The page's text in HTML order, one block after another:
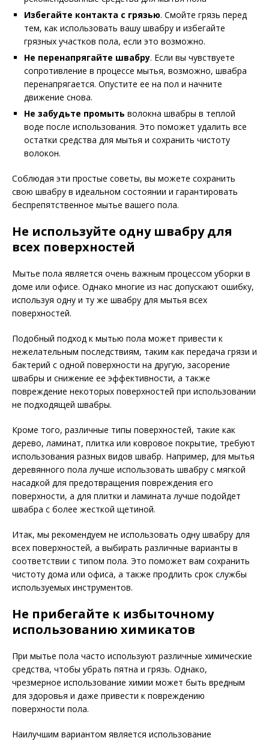
Избегайте контакта с грязью. Смойте грязь перед
тем, как использовать вашу швабру и избегайте
грязных участков пола, если это возможно.
Не перенапрягайте швабру. Если вы чувствуете
сопротивление в процессе мытья, возможно, швабра
перенапрягается. Опустите ее на пол и начните
движение снова.
Не забудьте промыть волокна швабры в теплой
воде после использования. Это поможет удалить все
остатки средства для мытья и сохранить чистоту
волокон.
Соблюдая эти простые советы, вы можете сохранить
свою швабру в идеальном состоянии и гарантировать
беспрепятственное мытье вашего пола.
Не используйте одну швабру для
всех поверхностей
Мытье пола является очень важным процессом уборки в
доме или офисе. Однако многие из нас допускают ошибку,
используя одну и ту же швабру для мытья всех
поверхностей.
Подобный подход к мытью пола может привести к
нежелательным последствиям, таким как передача грязи и
бактерий с одной поверхности на другую, засорение
швабры и снижение ее эффективности, а также
повреждение некоторых поверхностей при использовании
не подходящей швабры.
Кроме того, различные типы поверхностей, такие как
дерево, ламинат, плитка или ковровое покрытие, требуют
использования разных видов швабр. Например, для мытья
деревянного пола лучше использовать швабру с мягкой
насадкой для предотвращения повреждения его
поверхности, а для плитки и ламината лучше подойдет
швабра с более жесткой щетиной.
Итак, мы рекомендуем не использовать одну швабру для
всех поверхностей, а выбирать различные варианты в
соответствии с типом пола. Это поможет вам сохранить
чистоту дома или офиса, а также продлить срок службы
используемых инструментов.
Не прибегайте к избыточному
использованию химикатов
При мытье пола часто используют различные химические
средства, чтобы убрать пятна и грязь. Однако,
чрезмерное использование химии может быть вредным
для здоровья и даже привести к повреждению
поверхности пола.
Наилучшим вариантом является использование